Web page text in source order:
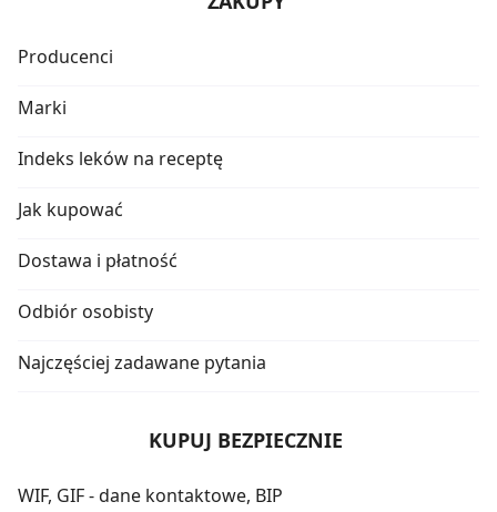
Producenci
Marki
Indeks leków na receptę
Jak kupować
Dostawa i płatność
Odbiór osobisty
Najczęściej zadawane pytania
KUPUJ BEZPIECZNIE
WIF, GIF - dane kontaktowe, BIP